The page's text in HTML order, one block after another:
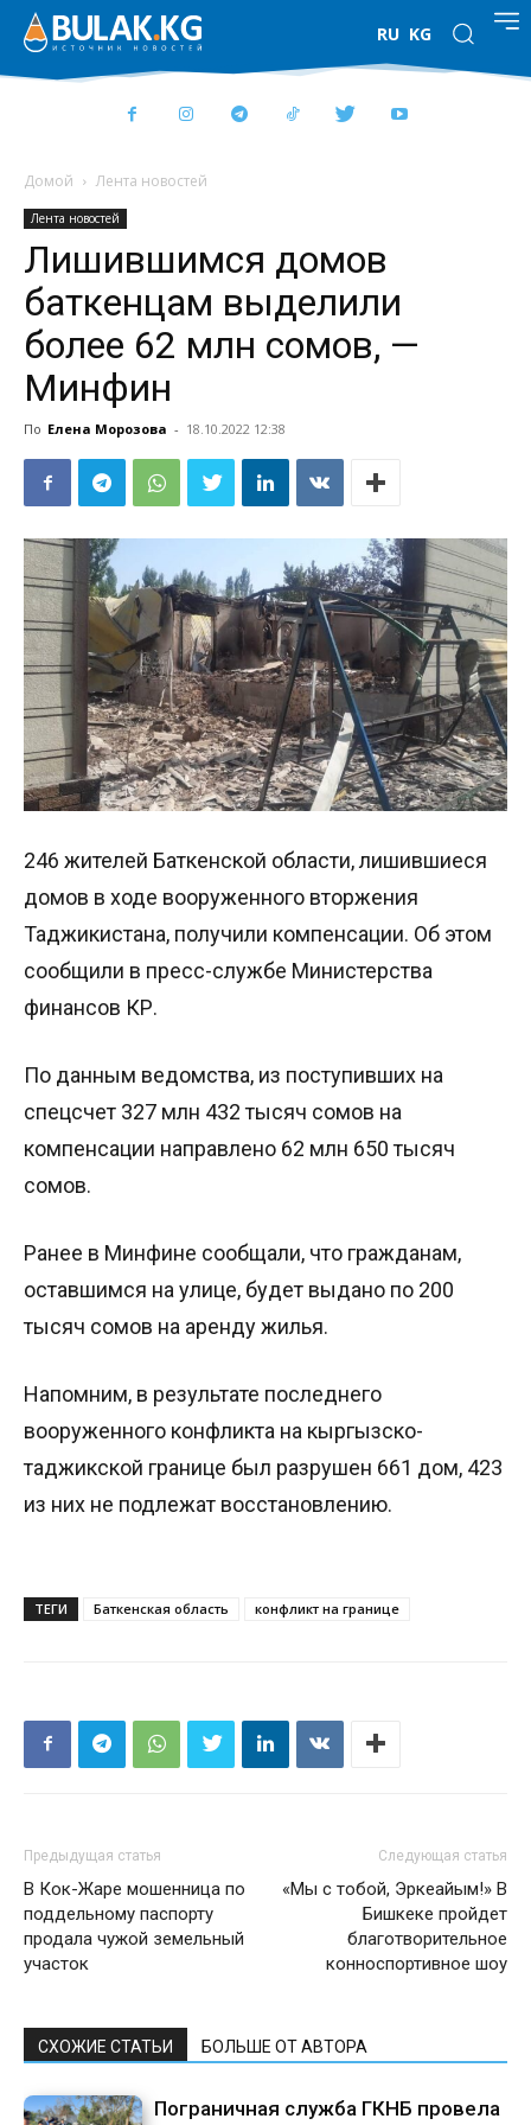
RU KG
Домой Лента новостей
Лента новостей
Лишившимся домов
баткенцам выделили
более 62 млн сомов, —
Минфин
По Елена Морозова - 18.10.2022 12:38
246 жителей Баткенской области, лишившиеся
домов в ходе вооруженного вторжения
Таджикистана, получили компенсации. Об этом
сообщили в пресс-службе Министерства
финансов КР.
По данным ведомства, из поступивших на
спецсчет 327 млн 432 тысяч сомов на
компенсации направлено 62 млн 650 тысяч
сомов.
Ранее в Минфине сообщали, что гражданам,
оставшимся на улице, будет выдано по 200
тысяч сомов на аренду жилья.
Напомним, в результате последнего
вооруженного конфликта на кыргызско-
таджикской границе был разрушен 661 дом, 423
из них не подлежат восстановлению.
ТЕГИ Баткенская область конфликт на границе
Предыдущая статья
В Кок-Жаре мошенница по
поддельному паспорту
продала чужой земельный
участок
Следующая статья
«Мы с тобой, Эркеайым!» В
Бишкеке пройдет
благотворительное
конноспортивное шоу
СХОЖИЕ СТАТЬИ БОЛЬШЕ ОТ АВТОРА
Пограничная служба ГКНБ провела